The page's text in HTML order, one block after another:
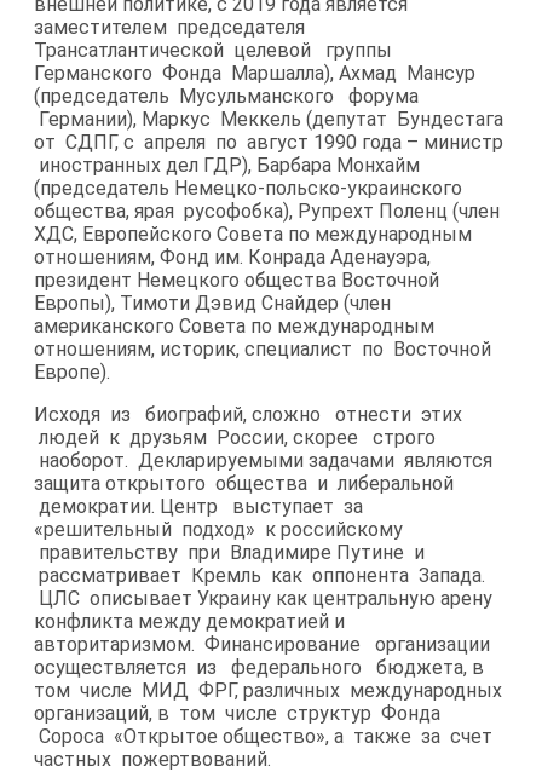
заместителем председателя
Трансатлантической целевой группы
Германского Фонда Маршалла), Ахмад Мансур
(председатель Мусульманского форума
Германии), Маркус Меккель (депутат Бундестага
от СДПГ, с апреля по август 1990 года – министр
иностранных дел ГДР), Барбара Монхайм
(председатель Немецко-​польско-украинского
общества, ярая русофобка), Рупрехт Поленц (член
ХДС, Европейского Совета по международным
отношениям, Фонд им. Конрада Аденауэра,
президент Немецкого общества Восточной
Европы), Тимоти Дэвид Снайдер (член
американского Совета по международным
отношениям, историк, специалист по Восточной
Европе).
Исходя из биографий, сложно отнести этих
людей к друзьям России, скорее строго
наоборот. Декларируемыми задачами являются
защита открытого общества и либеральной
демократии. Центр выступает за
«решительный подход» к российскому
правительству при Владимире Путине и
рассматривает Кремль как оппонента Запада.
ЦЛС описывает Украину как центральную арену
конфликта между демократией и
авторитаризмом. Финансирование организации
осуществляется из федерального бюджета, в
том числе МИД ФРГ, различных международных
организаций, в том числе структур Фонда
Сороса «Открытое общество», а также за счет
частных пожертвований.